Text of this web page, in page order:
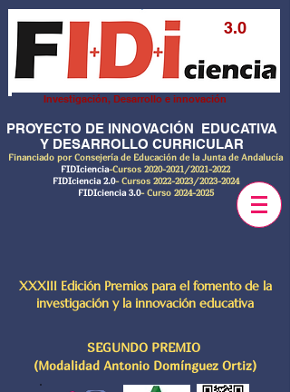
3.0
Investigación, Desarrollo e innovación
PROYECTO DE INNOVACIÓN EDUCATIVA
Y DESARROLLO CURRICULAR
Financiado por Consejería de Educación de la Junta de Andalucía
FIDIciencia-Cursos 2020-2021 /2021-2022
FIDIciencia 2.0- Cursos 2022-2023/2023-2024
FIDIciencia 3.0- Curso 2024-2025
XXXIII Edición Premios para el fomento de la
investigación y la innovación educativa
SEGUNDO PREMIO
(Modalidad Antonio Domínguez Ortiz)